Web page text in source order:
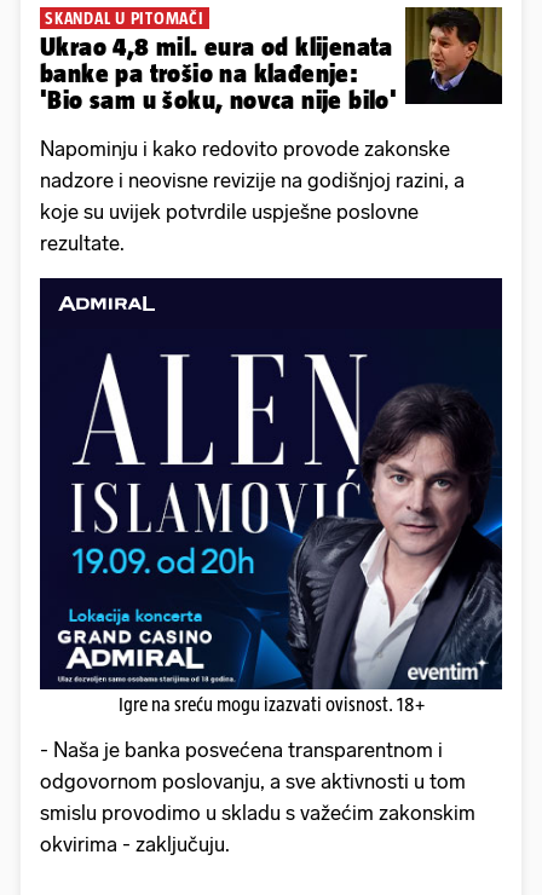
SKANDAL U PITOMAČI
Ukrao 4,8 mil. eura od klijenata
banke pa trošio na klađenje:
'Bio sam u šoku, novca nije bilo'
Napominju i kako redovito provode zakonske
nadzore i neovisne revizije na godišnjoj razini, a
koje su uvijek potvrdile uspješne poslovne
rezultate.
Igre na sreću mogu izazvati ovisnost. 18+
- Naša je banka posvećena transparentnom i
odgovornom poslovanju, a sve aktivnosti u tom
smislu provodimo u skladu s važećim zakonskim
okvirima - zaključuju.